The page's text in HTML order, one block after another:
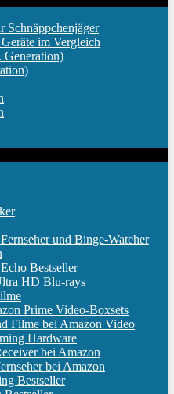
Schnäppchenjäger
im Vergleich
Generation)
und Binge-Watcher
Bestseller
HD Blu-rays
Prime Video-Boxsets
Filme bei Amazon Video
Hardware
bei Amazon
bei Amazon
Bestseller